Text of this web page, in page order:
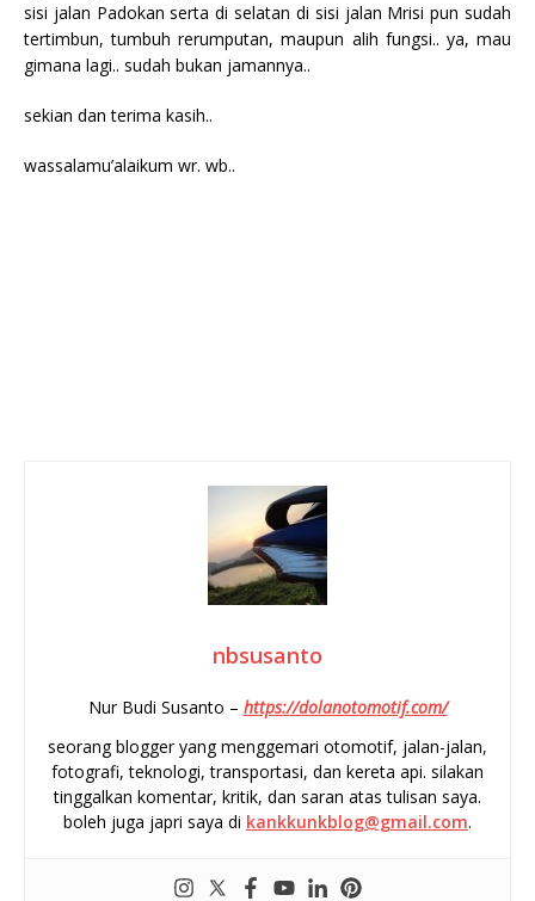
sisi jalan Padokan serta di selatan di sisi jalan Mrisi pun sudah
tertimbun, tumbuh rerumputan, maupun alih fungsi.. ya, mau
gimana lagi.. sudah bukan jamannya..
sekian dan terima kasih..
wassalamu’alaikum wr. wb..
nbsusanto
Nur Budi Susanto – https://dolanotomotif.com/
seorang blogger yang menggemari otomotif, jalan-jalan,
fotografi, teknologi, transportasi, dan kereta api. silakan
tinggalkan komentar, kritik, dan saran atas tulisan saya.
boleh juga japri saya di kankkunkblog@gmail.com.